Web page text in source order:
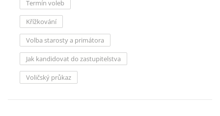
Termín voleb
Křížkování
Volba starosty a primátora
Jak kandidovat do zastupitelstva
Voličský průkaz